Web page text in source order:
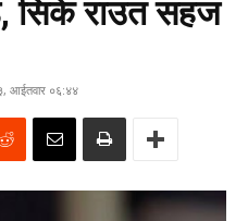
सिके राउत सहज
आईतवार ०६:४४